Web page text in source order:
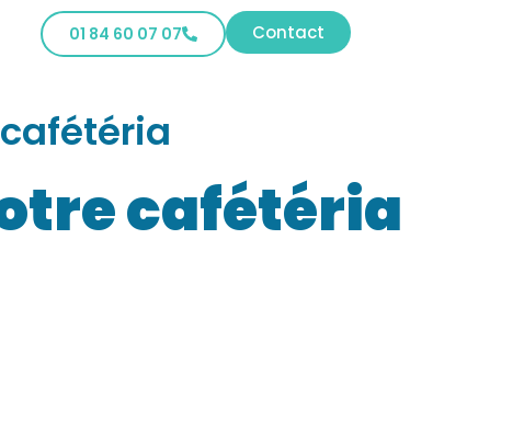
01 84 60 07 07 Contact
cafétéria